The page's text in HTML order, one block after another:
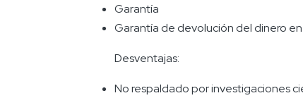
Garantía
Garantía de devolución del dinero
Desventajas:
No respaldado por investigaciones